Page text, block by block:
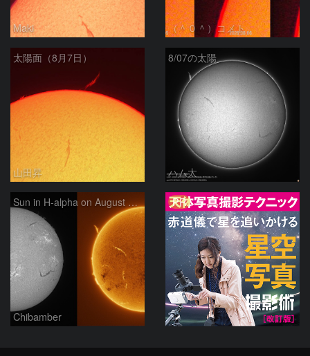
Maki （＾０＾）コメト
太陽面（8月7日）
山田昇
8/07の太陽
ハム太
Sun in H-alpha on August 7, 2026
Chibamber
PR